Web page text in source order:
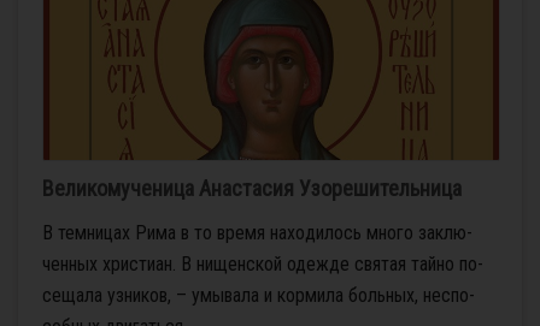
Великомученица Анастасия Узорешительница
В тем­ни­цах Ри­ма в то вре­мя на­хо­ди­лось мно­го за­клю­
чен­ных хри­сти­ан. В ни­щен­ской одеж­де свя­тая тай­но по­
се­ща­ла уз­ни­ков, – умы­ва­ла и кор­ми­ла боль­ных, неспо­